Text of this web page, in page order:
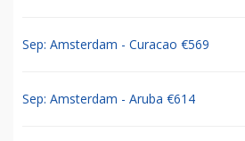
Sep: Amsterdam - Curacao €569
Sep: Amsterdam - Aruba €614